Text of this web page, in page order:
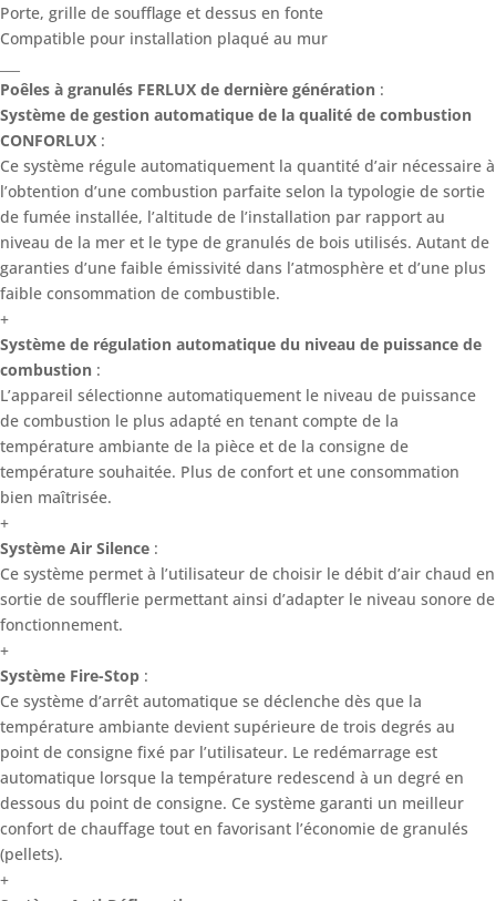
Porte, grille de soufflage et dessus en fonte
Compatible pour installation plaqué au mur
Poêles à granulés FERLUX de dernière génération :
Système de gestion automatique de la qualité de combustion
CONFORLUX :
Ce système régule automatiquement la quantité d’air nécessaire à
l’obtention d’une combustion parfaite selon la typologie de sortie
de fumée installée, l’altitude de l’installation par rapport au
niveau de la mer et le type de granulés de bois utilisés. Autant de
garanties d’une faible émissivité dans l’atmosphère et d’une plus
faible consommation de combustible.
+
Système de régulation automatique du niveau de puissance de
combustion :
L’appareil sélectionne automatiquement le niveau de puissance
de combustion le plus adapté en tenant compte de la
température ambiante de la pièce et de la consigne de
température souhaitée. Plus de confort et une consommation
bien maîtrisée.
+
Système Air Silence :
Ce système permet à l’utilisateur de choisir le débit d’air chaud en
sortie de soufflerie permettant ainsi d’adapter le niveau sonore de
fonctionnement.
+
Système Fire-Stop :
Ce système d’arrêt automatique se déclenche dès que la
température ambiante devient supérieure de trois degrés au
point de consigne fixé par l’utilisateur. Le redémarrage est
automatique lorsque la température redescend à un degré en
dessous du point de consigne. Ce système garanti un meilleur
confort de chauffage tout en favorisant l’économie de granulés
(pellets).
+